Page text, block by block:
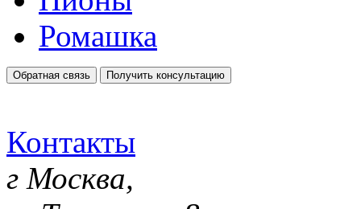
Ромашка
Обратная связь Получить консультацию
Контакты
г Москва,